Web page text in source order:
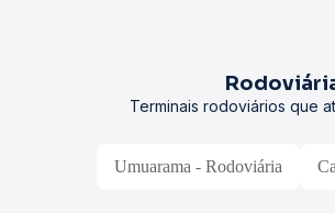
Terminais rodoviários que
Umuarama - Rodoviária